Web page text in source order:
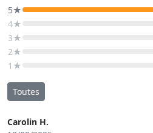
5★
4★
3★
2★
1★
Toutes
Carolin H.